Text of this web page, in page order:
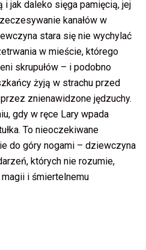
jak daleko sięga pamięcią, jej
kanałów w
stara się nie wychylać
w mieście, którego
skrupułów – i podobno
żyją w strachu przed
znienawidzone jędzuchy.
gdy w ręce Lary wpada
To nieoczekiwane
do góry nogami – dziewczyna
których nie rozumie,
i śmiertelnemu